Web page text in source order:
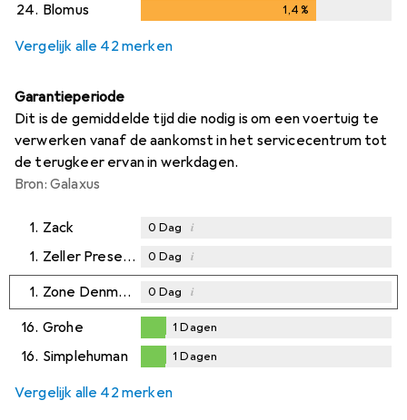
24. Blomus 1,4%
Vergelijk alle 42 merken
Garantieperiode
Dit is de gemiddelde tijd die nodig is om een voertuig te
verwerken vanaf de aankomst in het servicecentrum tot
de terugkeer ervan in werkdagen.
Bron: Galaxus
1. Zack 0 Dag i
1. Zeller Present 0 Dag i
1. Zone Denmark 0 Dag i
16. Grohe
Dagen
1 Dagen
16. Simplehuman 1 Dagen
Vergelijk alle 42 merken